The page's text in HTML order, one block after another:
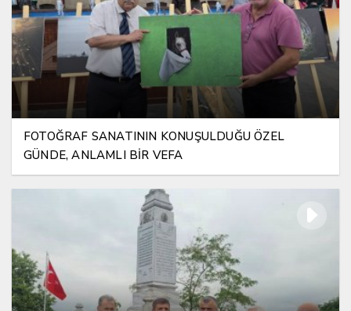
FOTOĞRAF SANATININ KONUŞULDUĞU ÖZEL
GÜNDE, ANLAMLI BİR VEFA